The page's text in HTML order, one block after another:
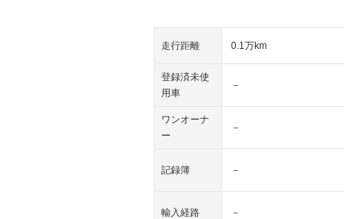
走行距離 0.1万km
登録済未使
用車
－
ワンオーナ
ー
－
記録簿 －
輸入経路 －